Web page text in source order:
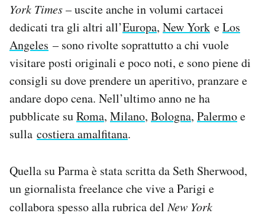
Area Personale
Newsletter
Notifiche mobile
Regala il Post
Hai bisogno di aiuto?
Esci
York Times– uscite anche in volumi cartacei
dedicati tra gli altri all’Europa, New York eLos
Angeles – sono rivolte soprattutto a chi vuole
visitare posti originali e poco noti, e sono piene di
consigli su dove prendere un aperitivo, pranzare e
andare dopo cena. Nell’ultimo anno ne ha
pubblicate suRoma, Milano, Bologna, Palermoe
sulla costiera amalfitana.
Quella su Parma è stata scritta da Seth Sherwood,
un giornalista freelance che vive a Parigi e
collabora spesso alla rubrica delNew York